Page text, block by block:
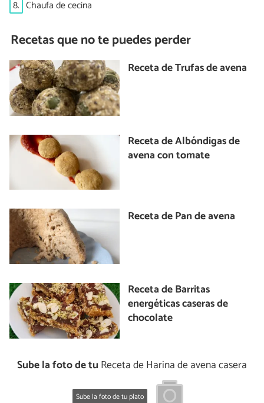
8. Chaufa de cecina
Recetas que no te puedes perder
Receta de Trufas de avena
Receta de Albóndigas de
avena con tomate
Receta de Pan de avena
Receta de Barritas
energéticas caseras de
chocolate
Sube la foto de tu Receta de Harina de avena casera
Sube la foto de tu plato